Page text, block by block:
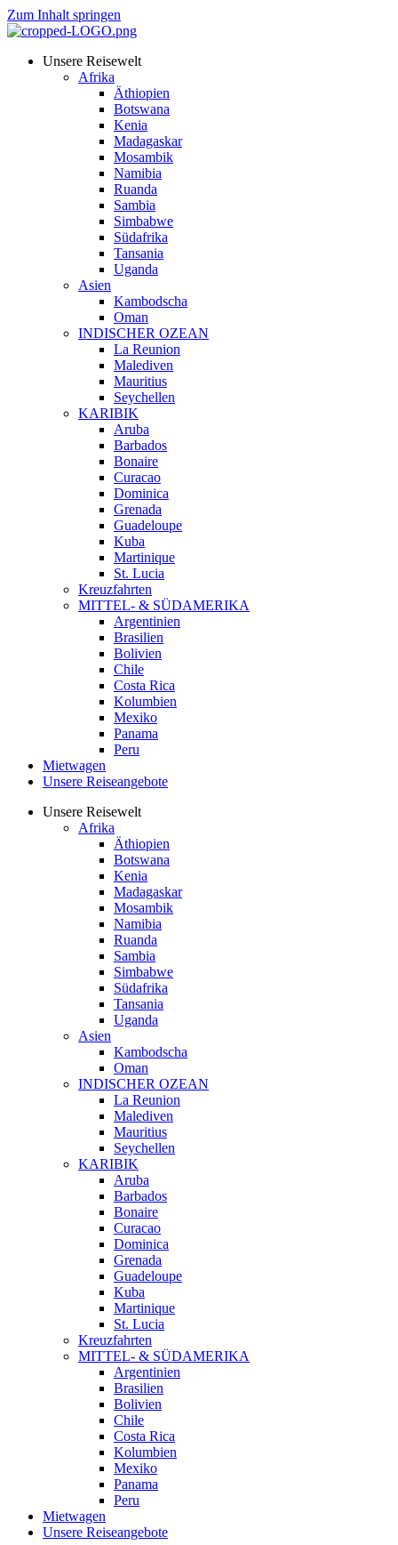
Zum Inhalt springen
Unsere Reisewelt
Afrika
Äthiopien
Botswana
Kenia
Madagaskar
Mosambik
Namibia
Ruanda
Sambia
Simbabwe
Südafrika
Tansania
Uganda
Asien
Kambodscha
Oman
INDISCHER OZEAN
La Reunion
Malediven
Mauritius
Seychellen
KARIBIK
Aruba
Barbados
Bonaire
Curacao
Dominica
Grenada
Guadeloupe
Kuba
Martinique
St. Lucia
Kreuzfahrten
MITTEL- & SÜDAMERIKA
Argentinien
Brasilien
Bolivien
Chile
Costa Rica
Kolumbien
Mexiko
Panama
Peru
Mietwagen
Unsere Reiseangebote
Unsere Reisewelt
Afrika
Äthiopien
Botswana
Kenia
Madagaskar
Mosambik
Namibia
Ruanda
Sambia
Simbabwe
Südafrika
Tansania
Uganda
Asien
Kambodscha
Oman
INDISCHER OZEAN
La Reunion
Malediven
Mauritius
Seychellen
KARIBIK
Aruba
Barbados
Bonaire
Curacao
Dominica
Grenada
Guadeloupe
Kuba
Martinique
St. Lucia
Kreuzfahrten
MITTEL- & SÜDAMERIKA
Argentinien
Brasilien
Bolivien
Chile
Costa Rica
Kolumbien
Mexiko
Panama
Peru
Mietwagen
Unsere Reiseangebote